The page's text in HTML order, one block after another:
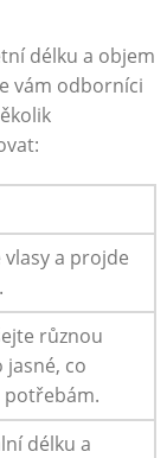
délku a objem
vám odborníci
a projde
různou
jasné, co
potřebám.
délku a